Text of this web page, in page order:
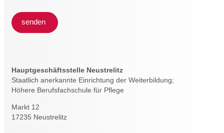
senden
Hauptgeschäftsstelle Neustrelitz
Staatlich anerkannte Einrichtung der Weiterbildung;
Höhere Berufsfachschule für Pflege
Markt 12
17235 Neustrelitz